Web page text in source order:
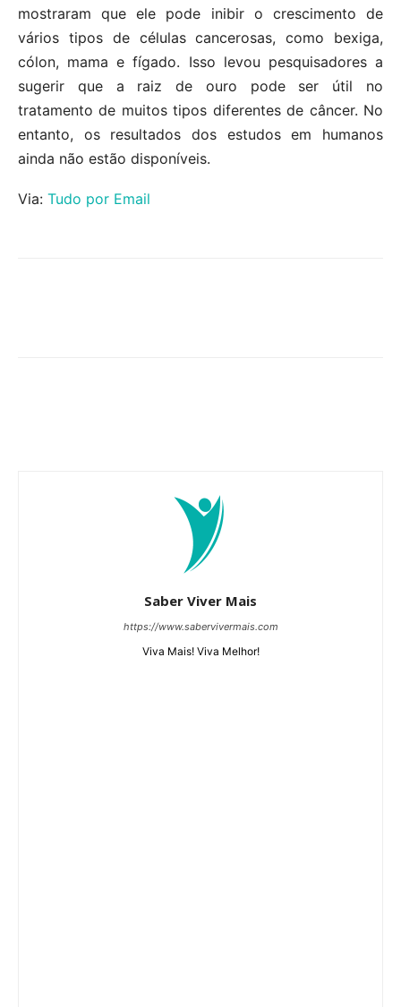
mostraram que ele pode inibir o crescimento de
vários tipos de células cancerosas, como bexiga,
cólon, mama e fígado. Isso levou pesquisadores a
sugerir que a raiz de ouro pode ser útil no
tratamento de muitos tipos diferentes de câncer. No
entanto, os resultados dos estudos em humanos
ainda não estão disponíveis.
Via: Tudo por Email
Saber Viver Mais
https://www.sabervivermais.com
Viva Mais! Viva Melhor!